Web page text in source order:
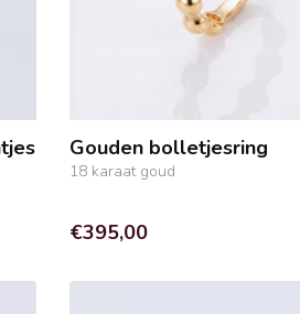
Gouden bolletjesring
18 karaat goud
€395,00